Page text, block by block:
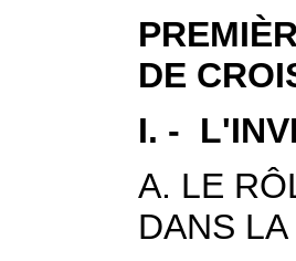
DE
I. -
A. LE
DANS